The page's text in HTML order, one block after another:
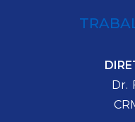
Dr.